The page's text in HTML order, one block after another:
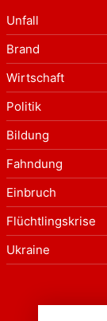
Unfall
Brand
Wirtschaft
Politik
Bildung
Fahndung
Einbruch
Flüchtlingskrise
Ukraine